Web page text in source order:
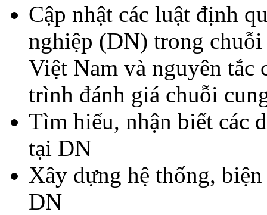
Cập nhật các luật định
nghiệp (DN) trong
Việt Nam và nguyên tắc
trình đánh giá chuỗi
Tìm hiểu, nhận biết các
tại DN
Xây dựng hệ thống,
DN